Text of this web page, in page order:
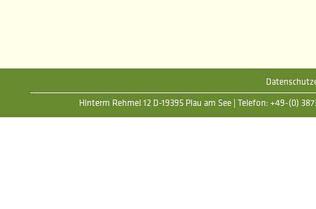
Hinterm Rehmel 12 D-19395 Plau am See | Telefon: +49-(0)